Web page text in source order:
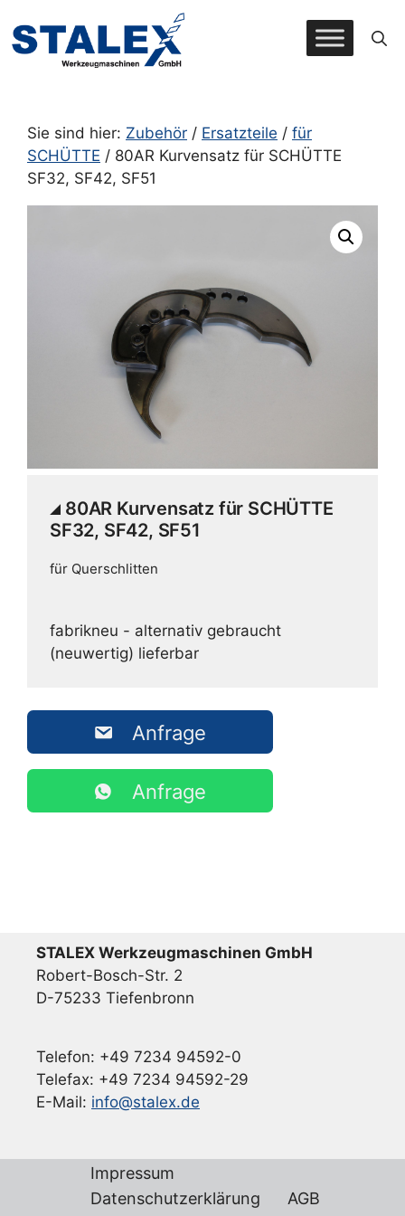
Inhalt
springen
Sie sind hier: Zubehör / Ersatzteile / für
SCHÜTTE / 80AR Kurvensatz für SCHÜTTE
SF32, SF42, SF51
80AR Kurvensatz für SCHÜTTE
SF32, SF42, SF51
für Querschlitten
fabrikneu - alternativ gebraucht
(neuwertig) lieferbar
Anfrage
Anfrage
STALEX Werkzeugmaschinen GmbH
Robert-Bosch-Str. 2
D-75233 Tiefenbronn
Telefon: +49 7234 94592-0
Telefax: +49 7234 94592-29
E-Mail: info@stalex.de
Impressum
Datenschutzerklärung
AGB